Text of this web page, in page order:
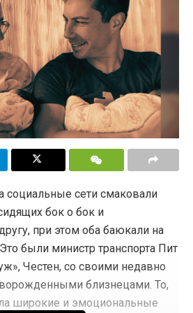
США. И это не единственный
грант.
Watch и Amnesty International
и тем, что постоянно
позиции и занимаются
нашей страны, чисто
правозащитной риторикой.
список доноров «ЛГБТ-
со структурами
сеть» являются агентами
организаций, а последние
наши традиционные
наше общество в зону
социальные сети смаковали
бок о бок и
при этом оба баюкали на
были министр транспорта Пит
Честен, со своими недавно
близнецами. То,
широкие и эмоциональные